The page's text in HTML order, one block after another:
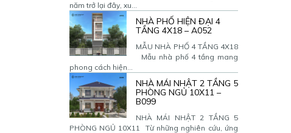
năm trở lại đây, xu...
NHÀ PHỐ HIỆN ĐẠI 4
TẦNG 4X18 – A052
MẪU NHÀ PHỐ 4 TẦNG 4X18
Mẫu nhà phố 4 tầng mang
phong cách hiện...
NHÀ MÁI NHẬT 2 TẦNG 5
PHÒNG NGỦ 10X11 –
B099
NHÀ MÁI NHẬT 2 TẦNG 5
PHÒNG NGỦ 10X11 Từ những nghiên cứu, ứng